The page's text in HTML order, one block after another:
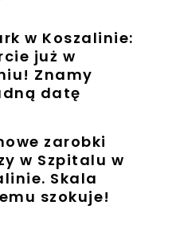
w Koszalinie:
już w
Znamy
datę
zarobki
w Szpitalu w
Skala
szokuje!